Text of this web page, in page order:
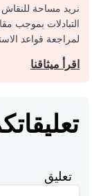
نريد مساحة
التبادلات بموجب
لمراجعة قواعد
اقرأ ميثاقنا
تعليق